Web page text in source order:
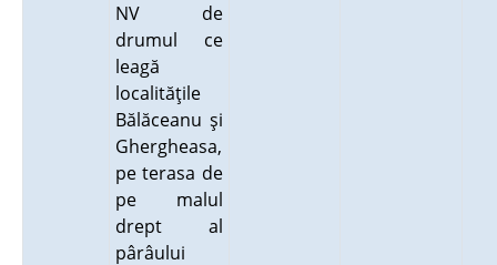
NV de
drumul ce
leagă
localităţile
Bălăceanu şi
Ghergheasa,
pe terasa de
pe malul
drept al
pârâului